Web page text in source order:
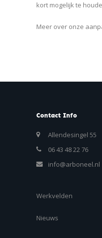
kort mogelijk te
Meer over onze
Contact Info
Allendesingel 55
06 43 48 22 76
info@arboneel.nl
Werkvelden
Nieuws